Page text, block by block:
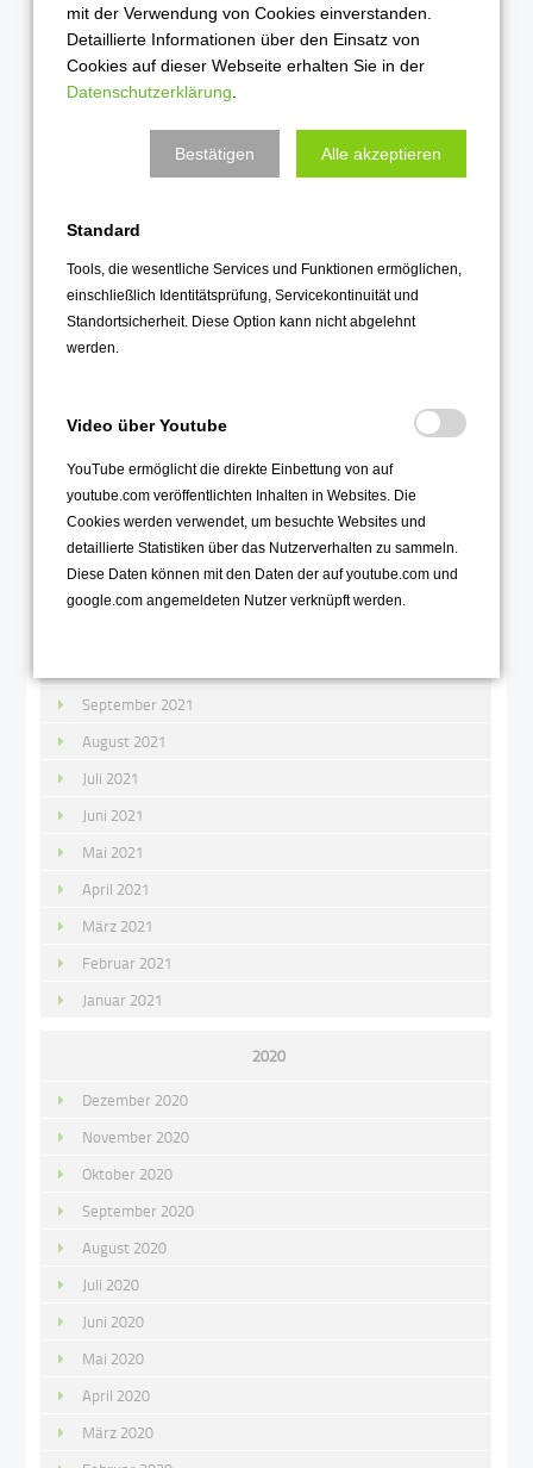
2022
Dezember 2022
August 2022
Juli 2022
Mai 2022
März 2022
Januar 2022
2021
Dezember 2021
September 2021
August 2021
Juli 2021
Juni 2021
Mai 2021
April 2021
März 2021
Februar 2021
Januar 2021
2020
Dezember 2020
November 2020
Oktober 2020
September 2020
August 2020
Juli 2020
Juni 2020
Mai 2020
April 2020
März 2020
mit der Verwendung von Cookies einverstanden.
Detaillierte Informationen über den Einsatz von
Cookies auf dieser Webseite erhalten Sie in der
Datenschutzerklärung
Bestätigen Alle akzeptieren
Standard
Tools, die wesentliche Services und Funktionen ermöglichen,
einschließlich Identitätsprüfung, Servicekontinuität und
Standortsicherheit. Diese Option kann nicht abgelehnt
werden.
Video über Youtube
YouTube ermöglicht die direkte Einbettung von auf
youtube.com veröffentlichten Inhalten in Websites. Die
Cookies werden verwendet, um besuchte Websites und
detaillierte Statistiken über das Nutzerverhalten zu sammeln.
Diese Daten können mit den Daten der auf youtube.com und
google.com angemeldeten Nutzer verknüpft werden.